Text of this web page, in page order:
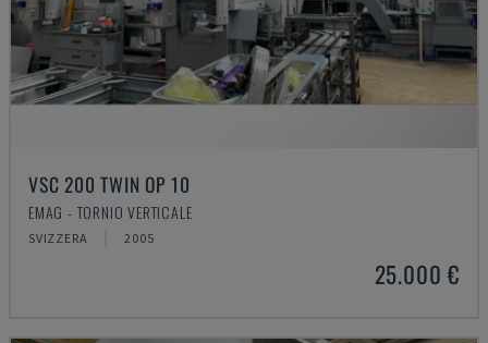
VSC 200 TWIN OP 10
EMAG - TORNIO VERTICALE
SVIZZERA 2005
25.000 €